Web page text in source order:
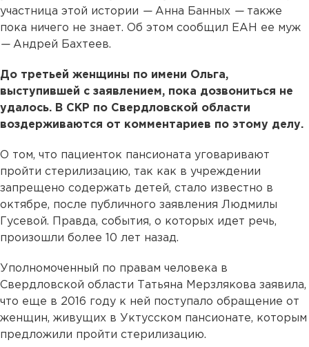
участница этой истории —Анна Банных —также
пока ничего не знает. Об этом сообщил ЕАН ее муж
—Андрей Бахтеев.
До третьей женщины по имени Ольга,
выступившей с заявлением, пока дозвониться не
удалось. В СКР по Свердловской области
воздерживаются от комментариев по этому делу.
О том, что пациенток пансионата уговаривают
пройти стерилизацию, так как в учреждении
запрещено содержать детей, стало известно в
октябре, после публичного заявления Людмилы
Гусевой. Правда, события, о которых идет речь,
произошли более 10 лет назад.
Уполномоченный по правам человека в
Свердловской области Татьяна Мерзлякова заявила,
что еще в 2016 году к ней поступало обращение от
женщин, живущих в Уктусском пансионате, которым
предложили пройти стерилизацию.